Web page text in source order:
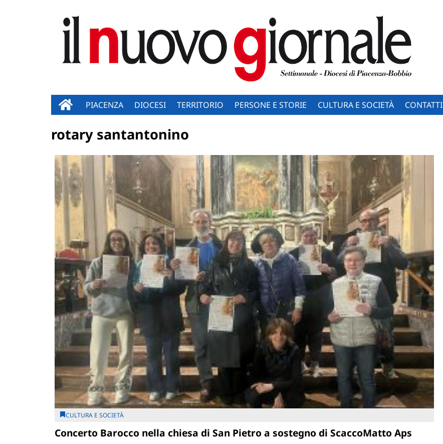
PIACENZA DIOCESI TERRITORIO PERSONE E STORIE CULTURA E SOCIETÀ CONTATTI
rotary santantonino
CULTURA E SOCIETÀ
Concerto Barocco nella chiesa di San Pietro a sostegno di ScaccoMatto Aps